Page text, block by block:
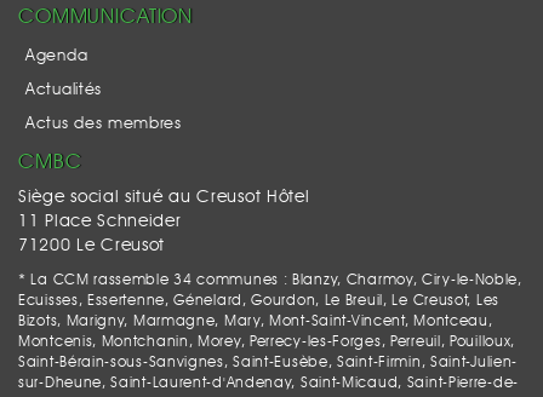
COMMUNICATION
Agenda
Actualités
Actus des membres
CMBC
Siège social situé au Creusot Hôtel
11 Place Schneider
71200 Le Creusot
* La CCM rassemble 34 communes : Blanzy, Charmoy, Ciry-le-Noble,
Ecuisses, Essertenne, Génelard, Gourdon, Le Breuil, Le Creusot, Les
Bizots, Marigny, Marmagne, Mary, Mont-Saint-Vincent, Montceau,
Montcenis, Montchanin, Morey, Perrecy-les-Forges, Perreuil, Pouilloux,
Saint-Bérain-sous-Sanvignes, Saint-Eusèbe, Saint-Firmin, Saint-Julien-
sur-Dheune, Saint-Laurent-d'Andenay, Saint-Micaud, Saint-Pierre-de-